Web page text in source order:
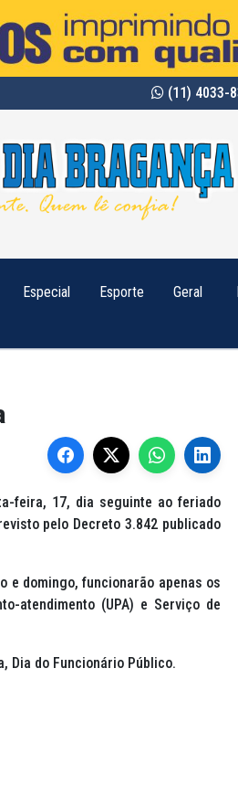
(11) 4033-
Especial Esporte Geral
feira, 17, dia seguinte ao feriado
pelo Decreto 3.842 publicado
e domingo, funcionarão apenas os
atendimento (UPA) e Serviço de
Dia do Funcionário Público.